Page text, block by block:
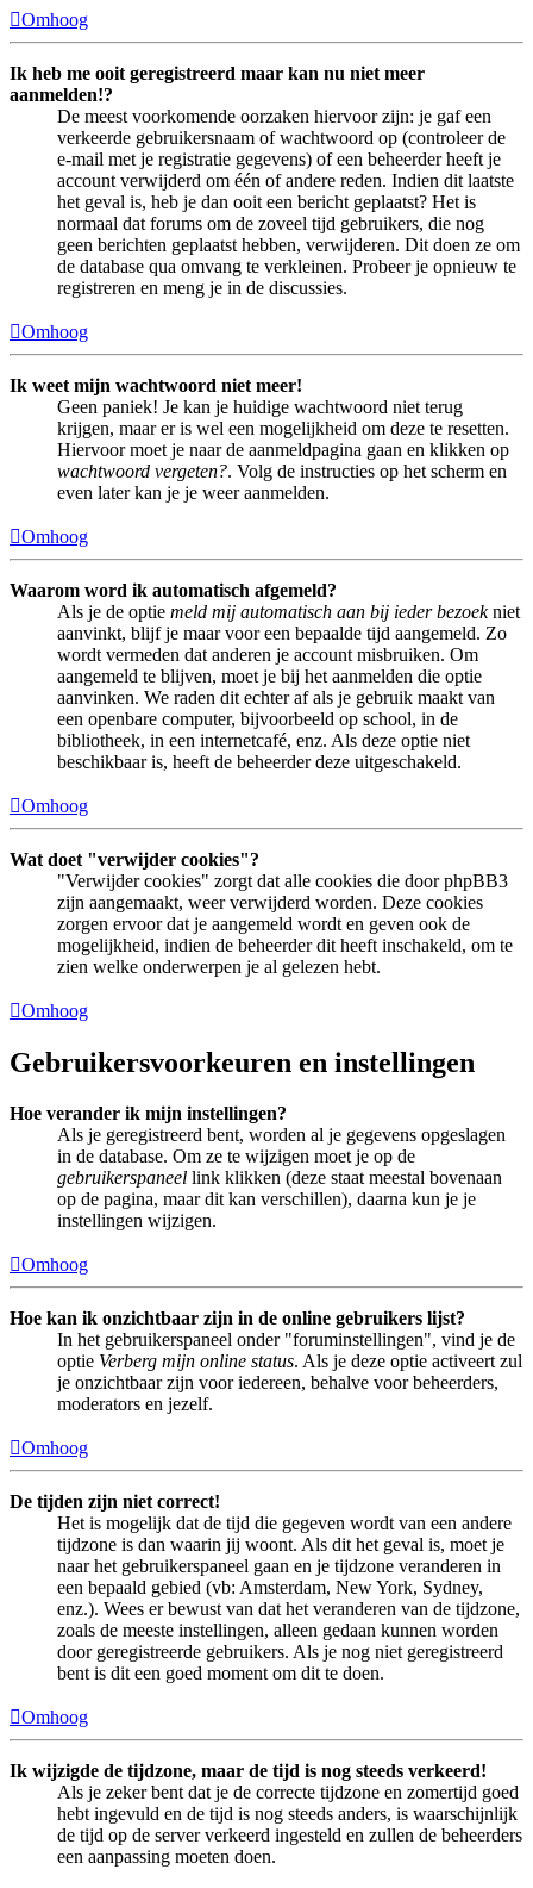
Omhoog
Ik heb me ooit geregistreerd maar kan nu niet meer
aanmelden!?
De meest voorkomende oorzaken hiervoor zijn: je gaf een
verkeerde gebruikersnaam of wachtwoord op (controleer de
e-mail met je registratie gegevens) of een beheerder heeft je
account verwijderd om één of andere reden. Indien dit laatste
het geval is, heb je dan ooit een bericht geplaatst? Het is
normaal dat forums om de zoveel tijd gebruikers, die nog
geen berichten geplaatst hebben, verwijderen. Dit doen ze om
de database qua omvang te verkleinen. Probeer je opnieuw te
registreren en meng je in de discussies.
Omhoog
Ik weet mijn wachtwoord niet meer!
Geen paniek! Je kan je huidige wachtwoord niet terug
krijgen, maar er is wel een mogelijkheid om deze te resetten.
Hiervoor moet je naar de aanmeldpagina gaan en klikken op
wachtwoord vergeten?. Volg de instructies op het scherm en
even later kan je je weer aanmelden.
Omhoog
Waarom word ik automatisch afgemeld?
Als je de optie meld mij automatisch aan bij ieder bezoekniet
aanvinkt, blijf je maar voor een bepaalde tijd aangemeld. Zo
wordt vermeden dat anderen je account misbruiken. Om
aangemeld te blijven, moet je bij het aanmelden die optie
aanvinken. We raden dit echter af als je gebruik maakt van
een openbare computer, bijvoorbeeld op school, in de
bibliotheek, in een internetcafé, enz. Als deze optie niet
beschikbaar is, heeft de beheerder deze uitgeschakeld.
Omhoog
Wat doet "verwijder cookies"?
"Verwijder cookies" zorgt dat alle cookies die door phpBB3
zijn aangemaakt, weer verwijderd worden. Deze cookies
zorgen ervoor dat je aangemeld wordt en geven ook de
mogelijkheid, indien de beheerder dit heeft inschakeld, om te
zien welke onderwerpen je al gelezen hebt.
Omhoog
Gebruikersvoorkeuren en instellingen
Hoe verander ik mijn instellingen?
Als je geregistreerd bent, worden al je gegevens opgeslagen
in de database. Om ze te wijzigen moet je op de
gebruikerspaneel link klikken (deze staat meestal bovenaan
op de pagina, maar dit kan verschillen), daarna kun je je
instellingen wijzigen.
Omhoog
Hoe kan ik onzichtbaar zijn in de online gebruikers lijst?
In het gebruikerspaneel onder "foruminstellingen", vind je de
optie Verberg mijn online status. Als je deze optie activeert zul
je onzichtbaar zijn voor iedereen, behalve voor beheerders,
moderators en jezelf.
Omhoog
De tijden zijn niet correct!
Het is mogelijk dat de tijd die gegeven wordt van een andere
tijdzone is dan waarin jij woont. Als dit het geval is, moet je
naar het gebruikerspaneel gaan en je tijdzone veranderen in
een bepaald gebied (vb: Amsterdam, New York, Sydney,
enz.). Wees er bewust van dat het veranderen van de tijdzone,
zoals de meeste instellingen, alleen gedaan kunnen worden
door geregistreerde gebruikers. Als je nog niet geregistreerd
bent is dit een goed moment om dit te doen.
Omhoog
Ik wijzigde de tijdzone, maar de tijd is nog steeds verkeerd!
Als je zeker bent dat je de correcte tijdzone en zomertijd goed
hebt ingevuld en de tijd is nog steeds anders, is waarschijnlijk
de tijd op de server verkeerd ingesteld en zullen de beheerders
een aanpassing moeten doen.